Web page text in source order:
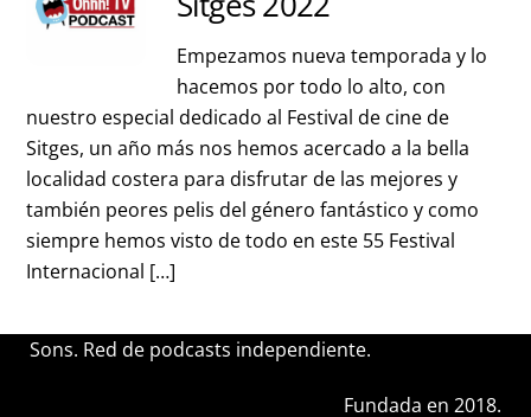
Empezamos nueva temporada y lo
hacemos por todo lo alto, con
nuestro especial dedicado al Festival de cine de
Sitges, un año más nos hemos acercado a la bella
localidad costera para disfrutar de las mejores y
también peores pelis del género fantástico y como
siempre hemos visto de todo en este 55 Festival
Internacional […]
Sons. Red de podcasts independiente.
Fundada en 2018.